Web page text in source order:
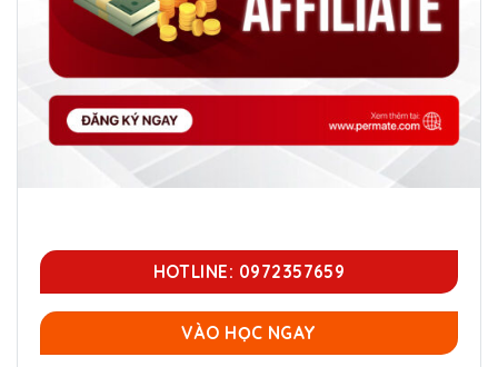
HOTLINE: 0972357659
VÀO HỌC NGAY